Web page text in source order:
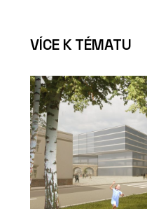
VÍCE K TÉMATU